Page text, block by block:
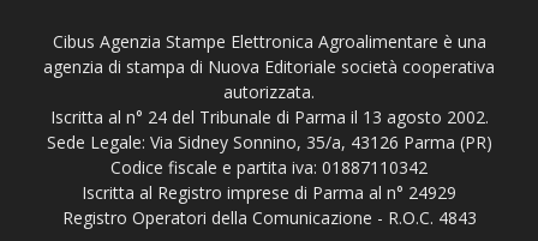
Cibus Agenzia Stampe Elettronica Agroalimentare è una
agenzia di stampa di Nuova Editoriale società cooperativa
autorizzata.
Iscritta al n° 24 del Tribunale di Parma il 13 agosto 2002.
Sede Legale: Via Sidney Sonnino, 35/a, 43126 Parma (PR)
Codice fiscale e partita iva: 01887110342
Iscritta al Registro imprese di Parma al n° 24929
Registro Operatori della Comunicazione - R.O.C. 4843